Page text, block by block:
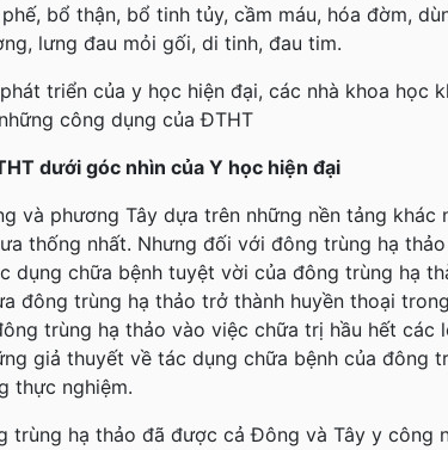
bổ thận, bổ tinh tủy, cầm máu, hóa đờm,
lưng đau mỏi gối, di tinh, đau tim.
triển của y học hiện đại, các nhà khoa học
công dụng của ĐTHT
dưới góc nhìn của Y học hiện đại
và phương Tây dựa trên những nền tảng khác
thống nhất. Nhưng đối với đông trùng hạ
dụng chữa bệnh tuyệt vời của đông trùng hạ
đông trùng hạ thảo trở thành huyền thoại
trùng hạ thảo vào việc chữa trị hầu hết các
giả thuyết về tác dụng chữa bệnh của đông
thực nghiệm.
trùng hạ thảo đã được cả Đông và Tây y công